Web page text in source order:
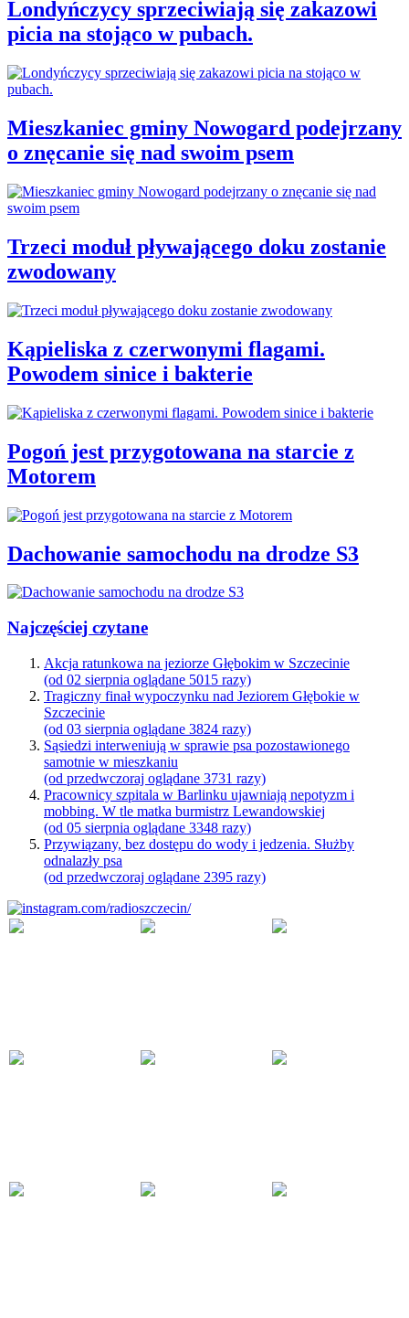
Londyńczycy sprzeciwiają się zakazowi
picia na stojąco w pubach.
Mieszkaniec gminy Nowogard podejrzany
o znęcanie się nad swoim psem
Trzeci moduł pływającego doku zostanie
zwodowany
Kąpieliska z czerwonymi flagami.
Powodem sinice i bakterie
Pogoń jest przygotowana na starcie z
Motorem
Dachowanie samochodu na drodze S3
Najczęściej czytane
Akcja ratunkowa na jeziorze Głębokim w Szczecinie
(od 02 sierpnia oglądane 5015 razy)
Tragiczny finał wypoczynku nad Jeziorem Głębokie w
Szczecinie
(od 03 sierpnia oglądane 3824 razy)
Sąsiedzi interweniują w sprawie psa pozostawionego
samotnie w mieszkaniu
(od przedwczoraj oglądane 3731 razy)
Pracownicy szpitala w Barlinku ujawniają nepotyzm i
mobbing. W tle matka burmistrz Lewandowskiej
(od 05 sierpnia oglądane 3348 razy)
Przywiązany, bez dostępu do wody i jedzenia. Służby
odnalazły psa
(od przedwczoraj oglądane 2395 razy)